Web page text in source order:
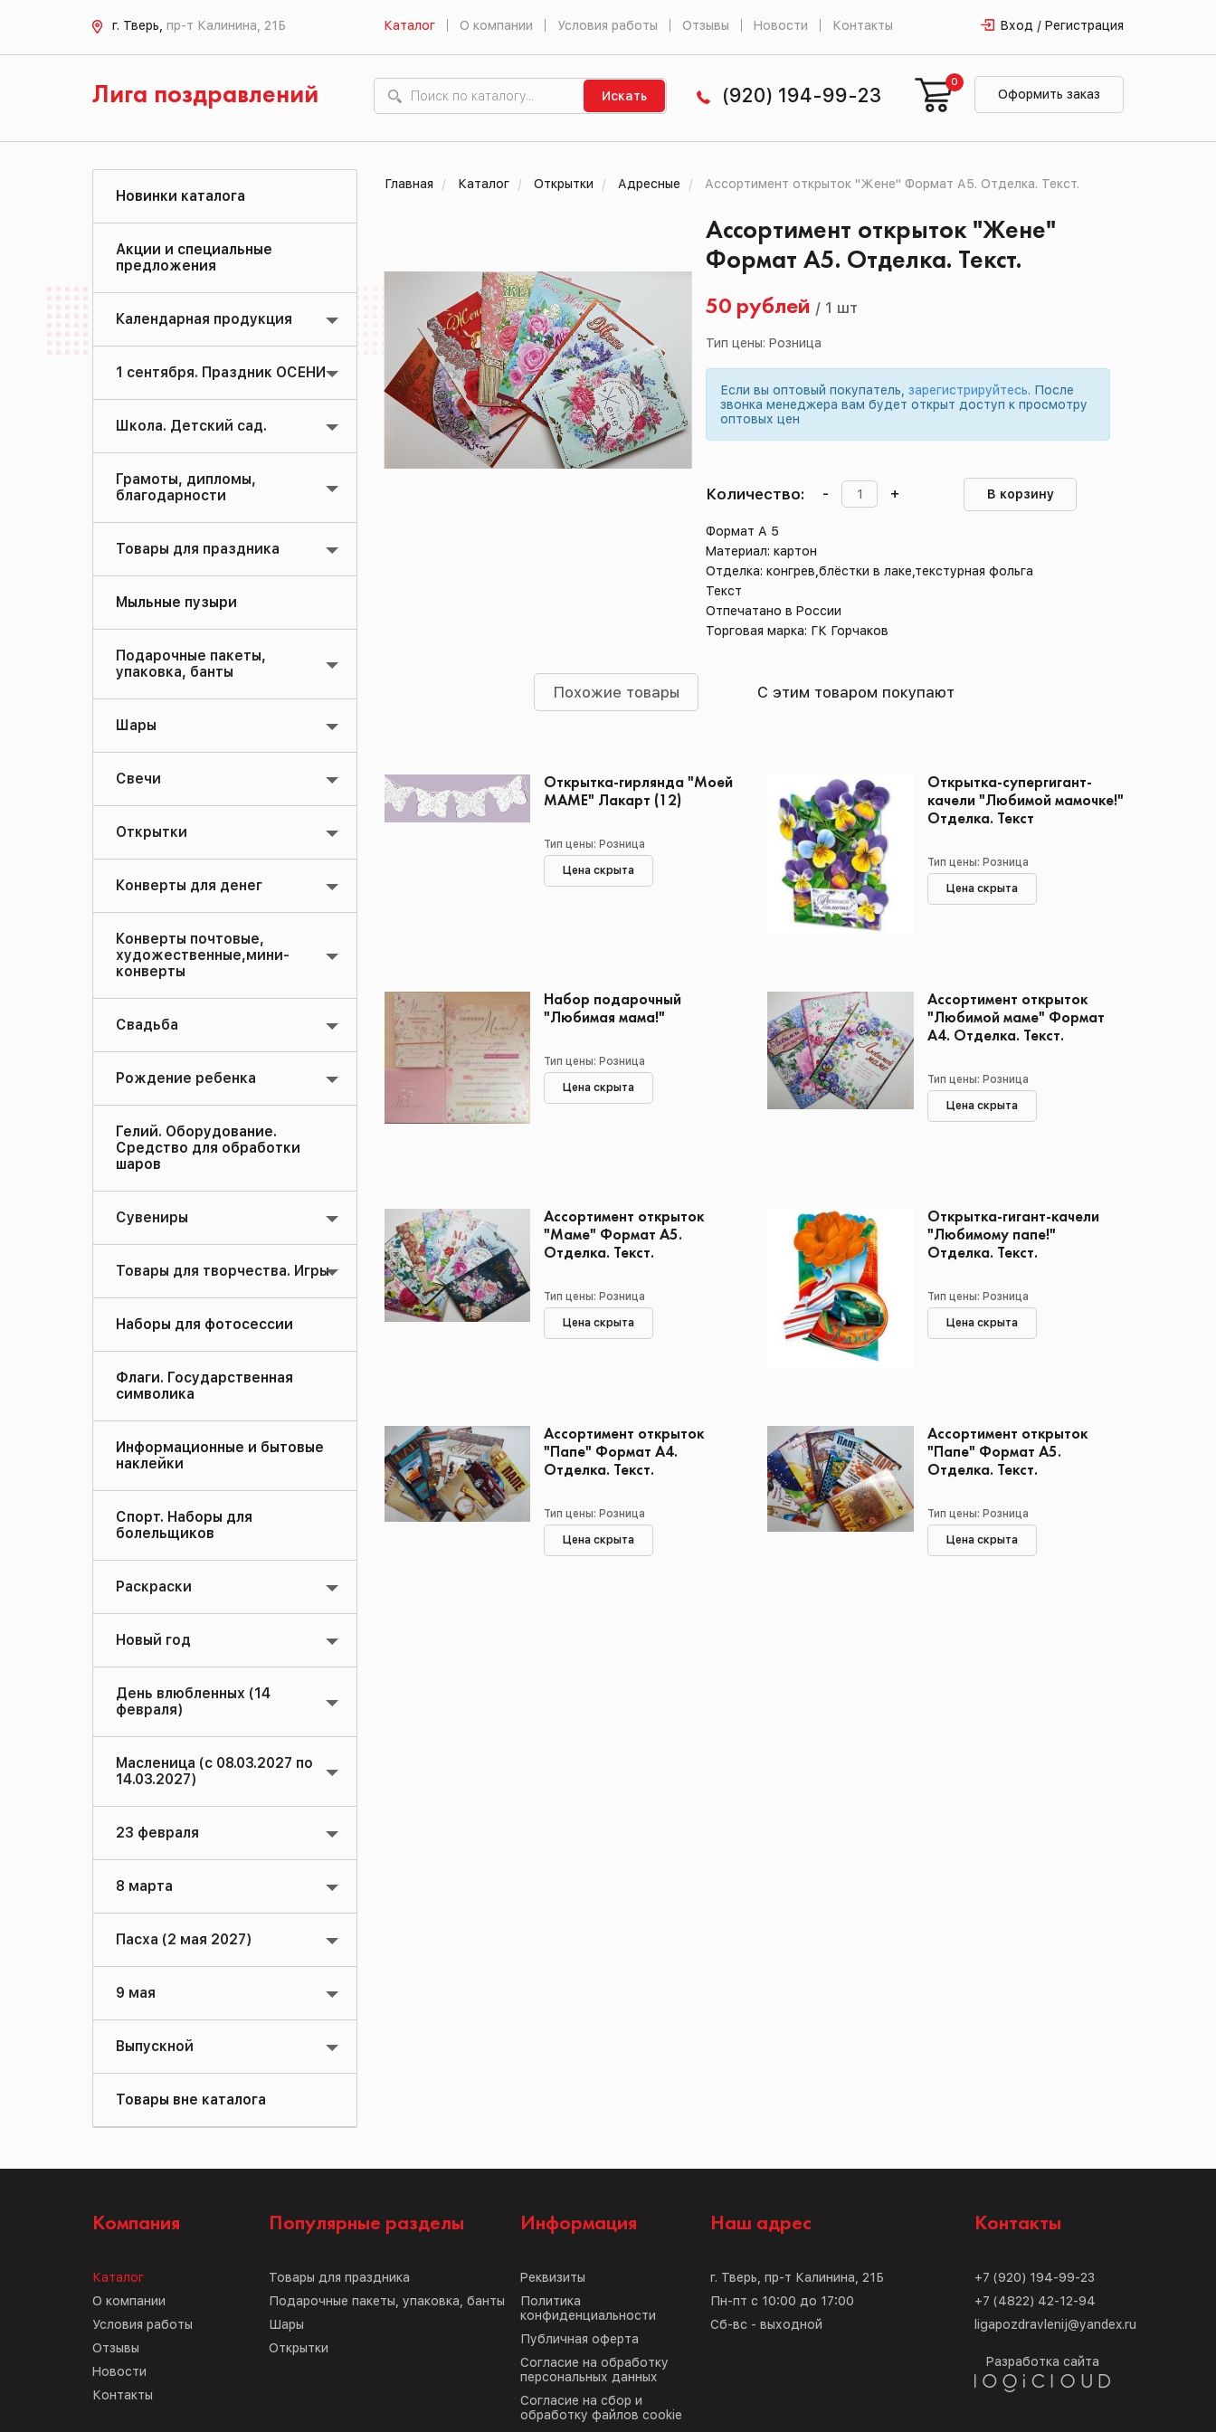
г. Тверь, пр-т Калинина, 21Б Каталог О компании Условия работы Отзывы Новости Контакты Вход / Регистрация
Лига поздравлений Искать (920) 194-99-23 Оформить заказ
0
Новинки каталога
Акции и специальные
предложения
Календарная продукция
1 сентября. Праздник ОСЕНИ
Школа. Детский сад.
Грамоты, дипломы,
благодарности
Товары для праздника
Мыльные пузыри
Подарочные пакеты,
упаковка, банты
Шары
Свечи
Открытки
Конверты для денег
Конверты почтовые,
художественные,мини-
конверты
Свадьба
Рождение ребенка
Гелий. Оборудование.
Средство для обработки
шаров
Сувениры
Товары для творчества. Игры
Наборы для фотосессии
Флаги. Государственная
символика
Информационные и бытовые
наклейки
Спорт. Наборы для
болельщиков
Раскраски
Новый год
День влюбленных (14
февраля)
Масленица (с 08.03.2027 по
14.03.2027)
23 февраля
8 марта
Пасха (2 мая 2027)
9 мая
Выпускной
Товары вне каталога
Главная Каталог Открытки Адресные Ассортимент открыток "Жене" Формат А5. Отделка. Текст.
Ассортимент открыток "Жене"
Формат А5. Отделка. Текст.
50 рублей / 1 шт
Тип цены: Розница
Если вы оптовый покупатель,зарегистрируйтесь. После
звонка менеджера вам будет открыт доступ к просмотру
оптовых цен
Количество: - + В корзину
Формат А 5
Материал: картон
Отделка: конгрев,блёстки в лаке,текстурная фольга
Текст
Отпечатано в России
Торговая марка: ГК Горчаков
Похожие товары С этим товаром покупают
Открытка-гирлянда "Моей
МАМЕ" Лакарт (12)
Тип цены: Розница
Цена скрыта
Открытка-супергигант-
качели "Любимой мамочке!"
Отделка. Текст
Тип цены: Розница
Цена скрыта
Набор подарочный
"Любимая мама!"
Тип цены: Розница
Цена скрыта
Ассортимент открыток
"Любимой маме" Формат
А4. Отделка. Текст.
Тип цены: Розница
Цена скрыта
Ассортимент открыток
"Маме" Формат А5.
Отделка. Текст.
Тип цены: Розница
Цена скрыта
Открытка-гигант-качели
"Любимому папе!"
Отделка. Текст.
Тип цены: Розница
Цена скрыта
Ассортимент открыток
"Папе" Формат А4.
Отделка. Текст.
Тип цены: Розница
Цена скрыта
Ассортимент открыток
"Папе" Формат А5.
Отделка. Текст.
Тип цены: Розница
Цена скрыта
Компания
Каталог
О компании
Условия работы
Отзывы
Новости
Контакты
Популярные разделы
Товары для праздника
Подарочные пакеты, упаковка, банты
Шары
Открытки
Информация
Реквизиты
Политика
конфиденциальности
Публичная оферта
Согласие на обработку
персональных данных
Согласие на сбор и
обработку файлов cookie
Наш адрес
г. Тверь, пр-т Калинина, 21Б
Пн-пт с 10:00 до 17:00
Сб-вс - выходной
Контакты
+7 (920) 194-99-23
+7 (4822) 42-12-94
ligapozdravlenij@yandex.ru
Разработка сайта